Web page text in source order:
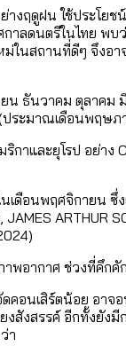
างฤดูฝน ใช้ประโ
กาลดนตรีในไทย พ
นสถานที่ดีๆ จึงอา
ธันวาคม ตุลาคม
ระมาณเดือนพฤษ
ริกาและยุโรป อย่า
อนพฤศจิกายน ซึ่งเ
ARTHUR
ากาศ ช่วงที่คึกคัก
อนเสิร์ตน้อย อาจ
สังสรรค์ อีกทั้งยัง
า